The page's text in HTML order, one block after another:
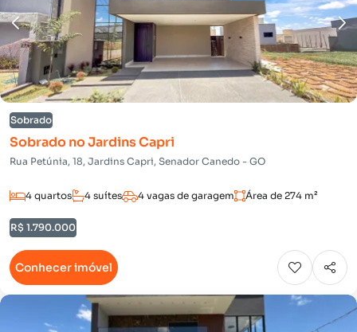
Sobrado
Sobrado no Jardins Capri
Rua Petúnia, 18, Jardins Capri, Senador Canedo - GO
4 quartos 4 suítes 4 vagas de garagem Área de 274 m²
R$ 1.790.000
Conhecer imóvel